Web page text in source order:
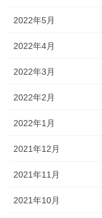
2022年5月
2022年4月
2022年3月
2022年2月
2022年1月
2021年12月
2021年11月
2021年10月